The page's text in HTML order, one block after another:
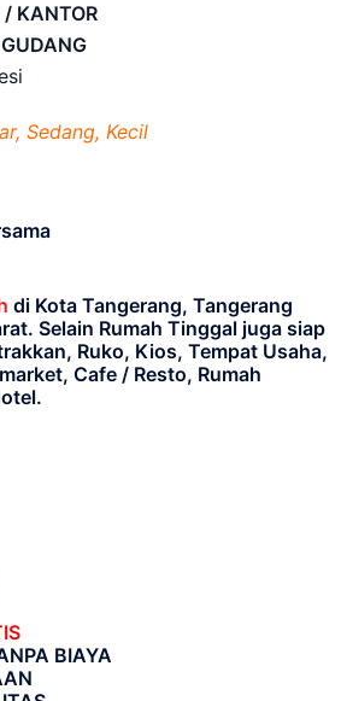
KANTOR
Sedang, Kecil
di Kota Tangerang, Tangerang
. Selain Rumah Tinggal juga siap
Ruko, Kios, Tempat Usaha,
Cafe / Resto, Rumah
BIAYA